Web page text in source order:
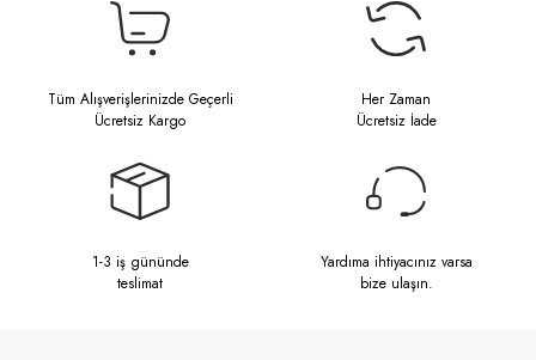
Tüm Alışverişlerinizde Geçerli
Ücretsiz Kargo
Her Zaman
Ücretsiz İade
1-3 iş gününde
teslimat
Yardıma ihtiyacınız varsa
bize ulaşın.